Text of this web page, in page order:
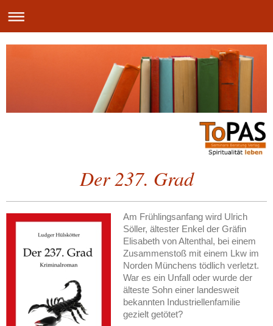
Der 237. Grad
Am Frühlingsanfang wird Ulrich
Söller, ältester Enkel der Gräfin
Elisabeth von Altenthal, bei einem
Zusammenstoß mit einem Lkw im
Norden Münchens tödlich verletzt.
War es ein Unfall oder wurde der
älteste Sohn einer landesweit
bekannten Industriellenfamilie
gezielt getötet?